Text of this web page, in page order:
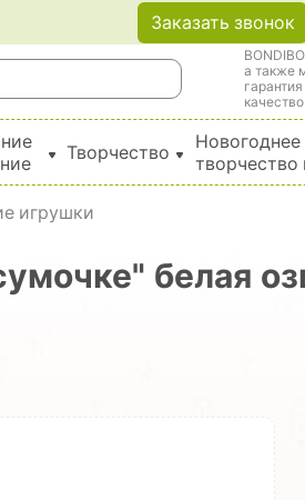
Заказать звонок
а также
Творчество
Новогоднее
творчество
игрушки
белая